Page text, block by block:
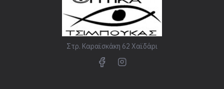
Στρ. Καραϊσκάκη 62 Χαϊδάρι